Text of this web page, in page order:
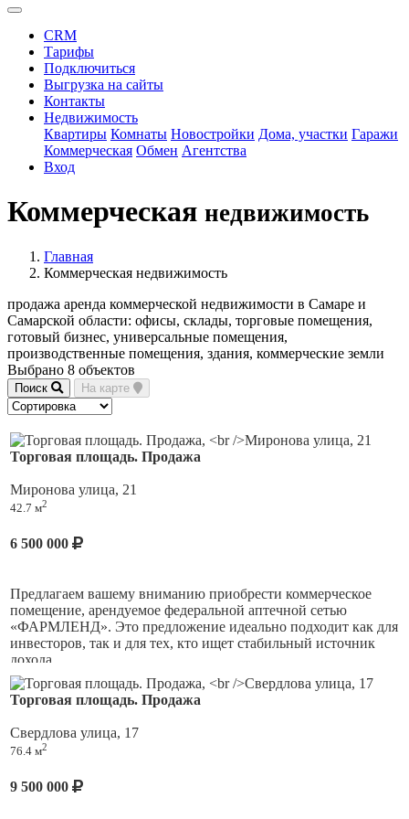
CRM
Тарифы
Подключиться
Выгрузка на сайты
Контакты
Недвижимость
Квартиры Комнаты Новостройки Дома, участки Гаражи
Коммерческая Обмен Агентства
Вход
Коммерческая недвижимость
Главная
Коммерческая недвижимость
продажа аренда коммерческой недвижимости в Самаре и
Самарской области: офисы, склады, торговые помещения,
готовый бизнес, универсальные помещения,
производственные помещения, здания, коммерческие земли
Выбрано 8 объектов
Поиск На карте
Торговая площадь. Продажа
Миронова улица, 21
42.7 м2
6 500 000
Предлагаем вашему вниманию приобрести коммерческое
помещение, арендуемое федеральной аптечной сетью
«ФАРМЛЕНД». Это предложение идеально подходит как для
инвесторов, так и для тех, кто ищет стабильный источник
дохода.
Основные характеристики:
улице с высокой проходимостью и развитой
инфраструктурой. Рядом находятся отдельностоящее здание,
магазином косметики и бытовой химии «Магнит косметик»,
Торговая площадь. Продажа
Свердлова улица, 17
76.4 м2
9 500 000